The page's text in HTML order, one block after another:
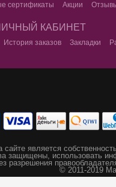
сертификаты Акции
КАБИНЕТ
История заказов Закладки
является
защищены, использовать
разрешения
© 2011-2019